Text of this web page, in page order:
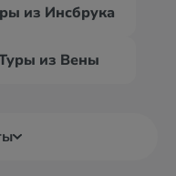
из Инсбрука
из Вены